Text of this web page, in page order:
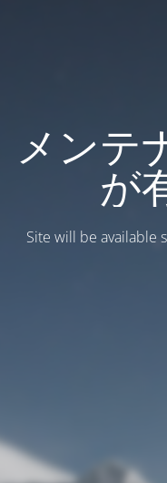
メンテ
が
Site will be available